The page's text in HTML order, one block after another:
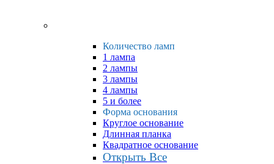
Количество ламп
1 лампа
2 лампы
3 лампы
4 лампы
5 и более
Форма основания
Круглое основание
Длинная планка
Квадратное основание
Открыть Все